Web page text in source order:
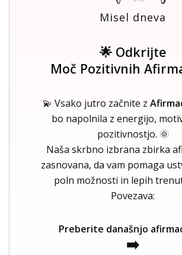
Misel dneva
🌟 Odkrijte
Moč Pozitivnih
💫 Vsako jutro začnite z
bo napolnila z energijo,
pozitivnostjo. 🌞
Naša skrbno izbrana zbirka
zasnovana, da vam pomaga
poln možnosti in lepih
Povezava:
Preberite današnjo
➡️